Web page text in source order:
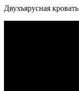
Двухъярусная